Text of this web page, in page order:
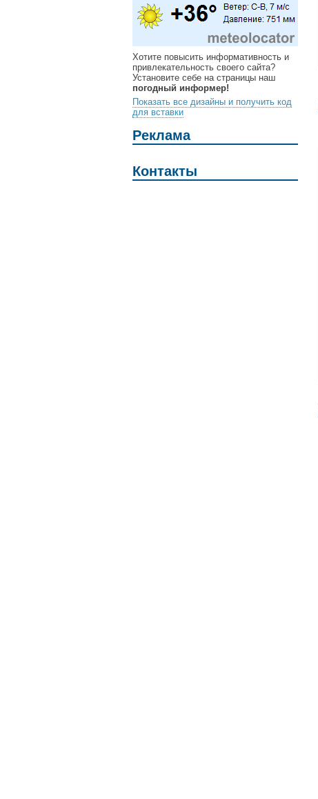
Хотите повысить информативность и
привлекательность своего сайта?
Установите себе на страницы наш
погодный информер!
Показать все дизайны и получить код
для вставки
Реклама
Контакты